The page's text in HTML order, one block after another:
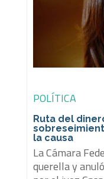
POLÍTICA
Ruta del
la causa
La Cámara
querella y